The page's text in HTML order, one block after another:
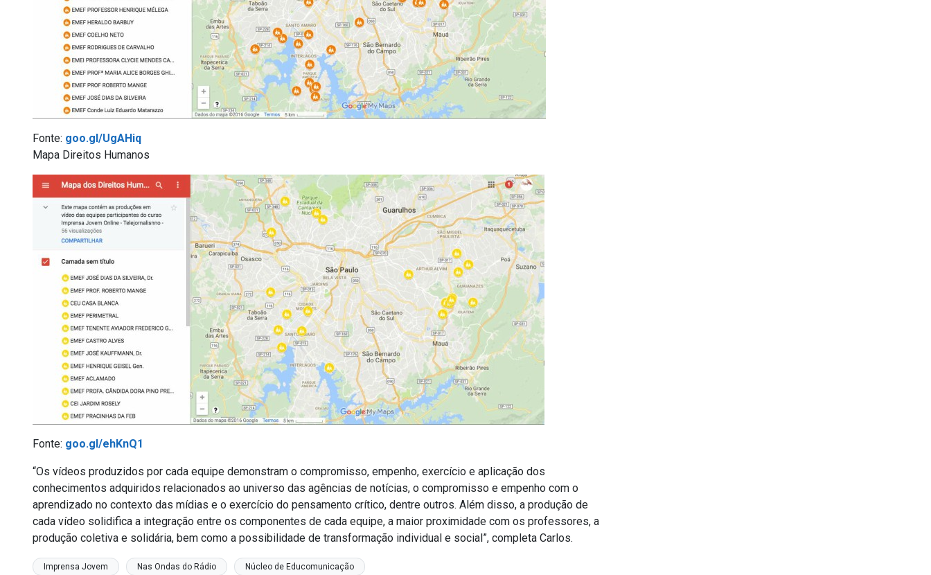
Fonte: goo.gl/UgAHiq
Mapa Direitos Humanos
Fonte: goo.gl/ehKnQ1
“Os vídeos produzidos por cada equipe demonstram o compromisso, empenho, exercício e aplicação dos
conhecimentos adquiridos relacionados ao universo das agências de notícias, o compromisso e empenho com o
aprendizado no contexto das mídias e o exercício do pensamento crítico, dentre outros. Além disso, a produção de
cada vídeo solidifica a integração entre os componentes de cada equipe, a maior proximidade com os professores, a
produção coletiva e solidária, bem como a possibilidade de transformação individual e social”, completa Carlos.
Imprensa Jovem Nas Ondas do Rádio Núcleo de Educomunicação